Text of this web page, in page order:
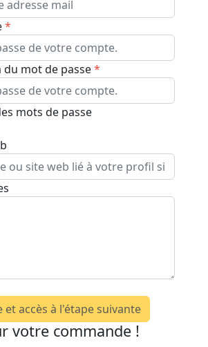
mot de passe
mots de passe
et accès à l'étape suivante
votre commande !